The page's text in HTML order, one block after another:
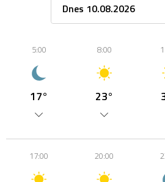
5:00
17°
8:00
23°
17:00 20:00